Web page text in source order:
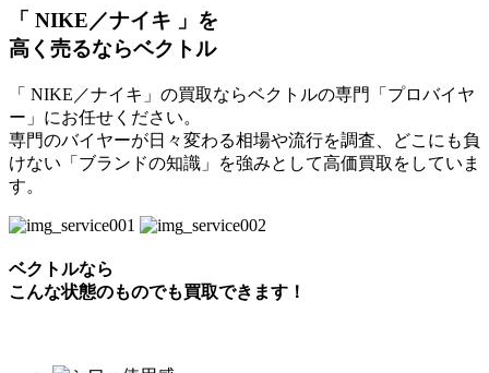
「 NIKE／ナイキ 」を
高く売るならベクトル
「 NIKE／ナイキ」の買取ならベクトルの専門「プロバイヤ
ー」にお任せください。
専門のバイヤーが日々変わる相場や流行を調査、どこにも負
けない「ブランドの知識」を強みとして高価買取をしていま
す。
ベクトルなら
こんな状態のものでも買取できます！